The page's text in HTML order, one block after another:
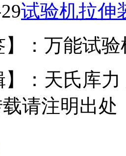
试验机拉伸
】：万能试
】：天氏库
请注明出处